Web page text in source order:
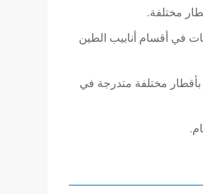
مختلفة.
في أقسام أنابيب الطين
بأقطار مختلفة متدرجة في